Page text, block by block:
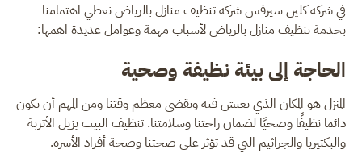
في شركة كلين سيرفس شركة تنظيف منازل بالرياض نعطي اهتمامنا
بخدمة تنظيف منازل بالرياض لأسباب مهمة وعوامل عديدة اهمها:
الحاجة إلى بيئة نظيفة وصحية
المنزل هو المكان الذي نعيش فيه ونقضي معظم وقتنا ومن المهم أن يكون
دائما نظيفًا وصحيًا لضمان راحتنا وسلامتنا. تنظيف البيت يزيل الأتربة
والبكتيريا والجراثيم التي قد تؤثر على صحتنا وصحة أفراد الأسرة.